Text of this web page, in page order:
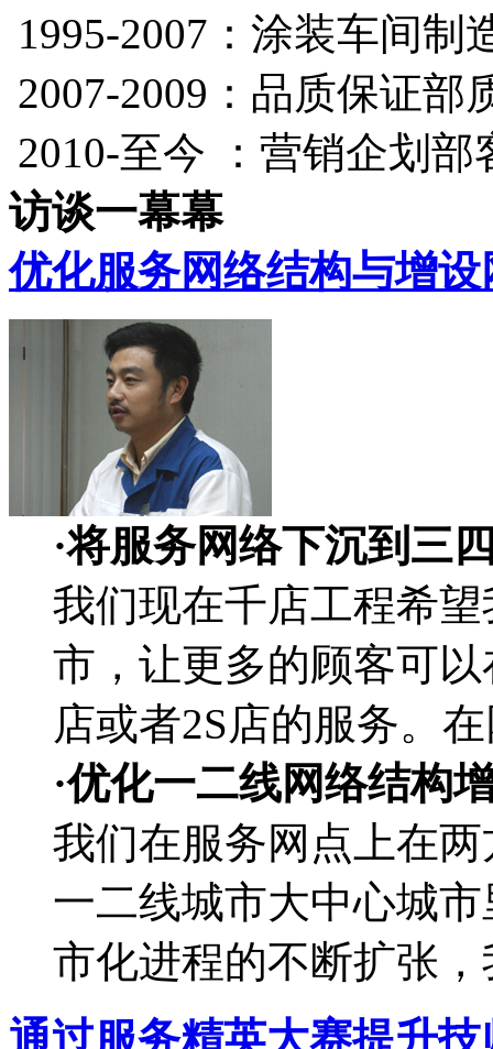
1995-2007：涂装车间制
2007-2009：品质保证部
2010-至今 ：营销企划部
访谈一幕幕
优化服务网络结构与增
·将服务网络下沉到三
我们现在千店工程希
市，让更多的顾客可
店或者2S店的服务。
·优化一二线网络结构
我们在服务网点上在
一二线城市大中心城
市化进程的不断扩张
通过服务精英大赛提升技